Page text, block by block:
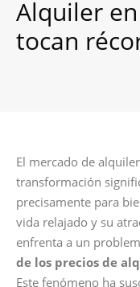
Alquiler
tocan
El mercado de
transformación
precisamente para
vida relajado y su
enfrenta a un
de los precios de
Este fenómeno ha